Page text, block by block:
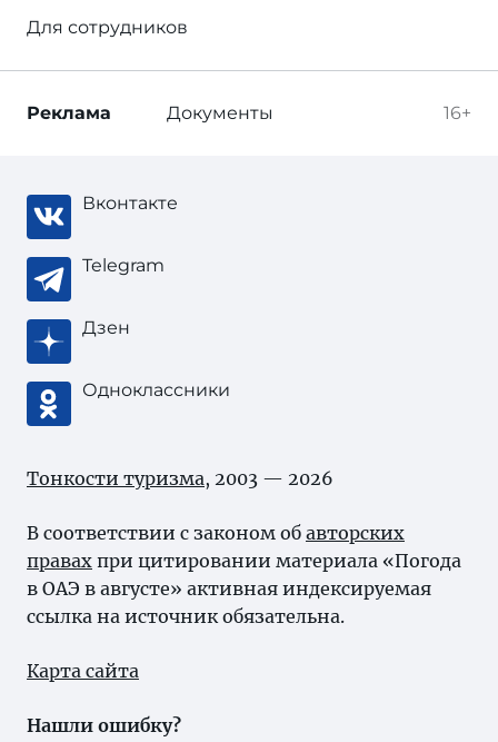
Для сотрудников
16+
Реклама Документы
Вконтакте
Telegram
Дзен
Одноклассники
Тонкости туризма, 2003 — 2026
В соответствии с законом об авторских
правах при цитировании материала «Погода
в ОАЭ в августе» активная индексируемая
ссылка на источник обязательна.
Карта сайта
Нашли ошибку?